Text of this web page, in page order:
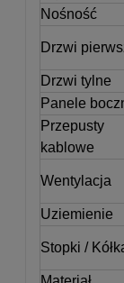
Nośność
Drzwi
Drzwi tylne
Panele
Przepusty
kablowe
Wentylacja
Uziemienie
Stopki /